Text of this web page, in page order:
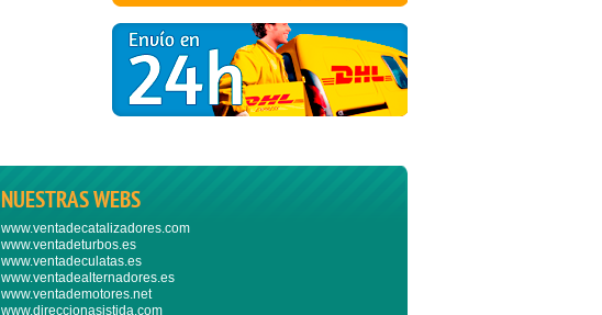
NUESTRAS WEBS
www.ventadecatalizadores.com
www.ventadeturbos.es
www.ventadeculatas.es
www.ventadealternadores.es
www.ventademotores.net
www.direccionasistida.com